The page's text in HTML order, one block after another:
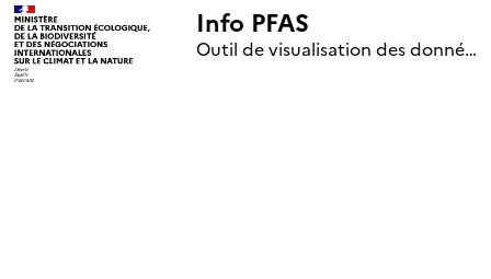
Info PFAS
Outil de visualisation des données nationales de surveillance des substances PFAS (mise à jour le 1er jour de chaque mois)
+
–